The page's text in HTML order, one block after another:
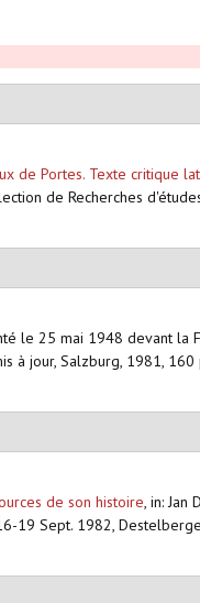
de Portes. Texte critique
de Recherches
le 25 mai 1948 devant la
jour, Salzburg, 1981, 160
de son histoire, in: Jan
19 Sept. 1982,